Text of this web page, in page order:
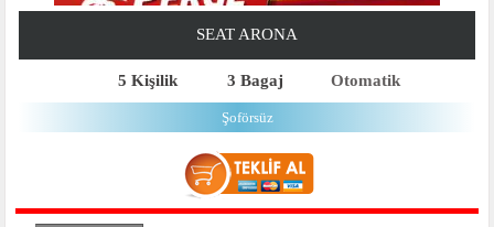
SEAT ARONA
5 Kişilik 3 Bagaj Otomatik
Şoförsüz